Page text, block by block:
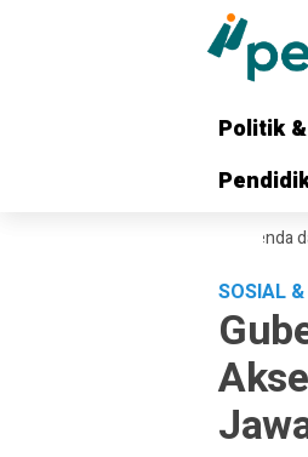
Politik
Politik
Pembebasan Denda dan Pokok
SOSIAL